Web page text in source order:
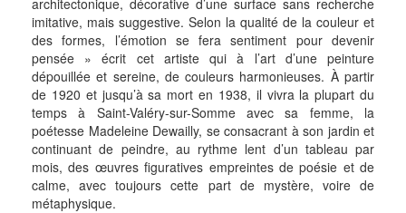
architectonique, décorative d’une surface sans recherche
imitative, mais suggestive. Selon la qualité de la couleur et
des formes, l’émotion se fera sentiment pour devenir
pensée » écrit cet artiste qui à l’art d’une peinture
dépouillée et sereine, de couleurs harmonieuses. À partir
de 1920 et jusqu’à sa mort en 1938, il vivra la plupart du
temps à Saint-Valéry-sur-Somme avec sa femme, la
poétesse Madeleine Dewailly, se consacrant à son jardin et
continuant de peindre, au rythme lent d’un tableau par
mois, des œuvres figuratives empreintes de poésie et de
calme, avec toujours cette part de mystère, voire de
métaphysique.